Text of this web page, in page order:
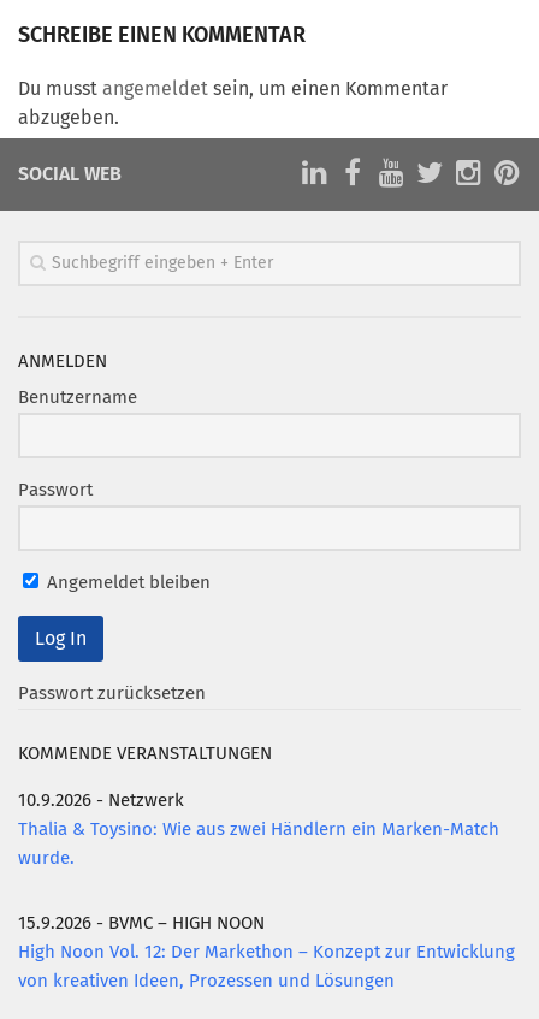
Arbeitsgruppen
MarketingFrauen
Münchner Marketingpreis
Mentoring
Bundesverband Marketing Clubs
MARKETING PIONIERE
Newsletter
Clubmagazin
MCM Club TV
Mitglied werden
AKTUELLES
SCHREIBE EINEN KOMMENTAR
Du musst angemeldet sein, um einen Kommentar
abzugeben.
SOCIAL WEB
ANMELDEN
Benutzername
Passwort
Angemeldet bleiben
Passwort zurücksetzen
KOMMENDE VERANSTALTUNGEN
10.9.2026 - Netzwerk
Thalia & Toysino: Wie aus zwei Händlern ein Marken-Match
wurde.
15.9.2026 - BVMC – HIGH NOON
High Noon Vol. 12: Der Markethon – Konzept zur Entwicklung
von kreativen Ideen, Prozessen und Lösungen